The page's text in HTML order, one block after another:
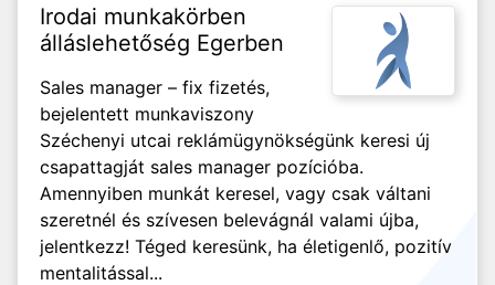
Irodai munkakörben
álláslehetőség Egerben
Sales manager – fix fizetés,
bejelentett munkaviszony
Széchenyi utcai reklámügynökségünk keresi új
csapattagját sales manager pozícióba.
Amennyiben munkát keresel, vagy csak váltani
szeretnél és szívesen belevágnál valami újba,
jelentkezz! Téged keresünk, ha életigenlő, pozitív
mentalitással...